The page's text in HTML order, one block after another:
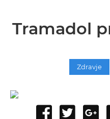
Tramadol
Zdravje
Share
Tweet